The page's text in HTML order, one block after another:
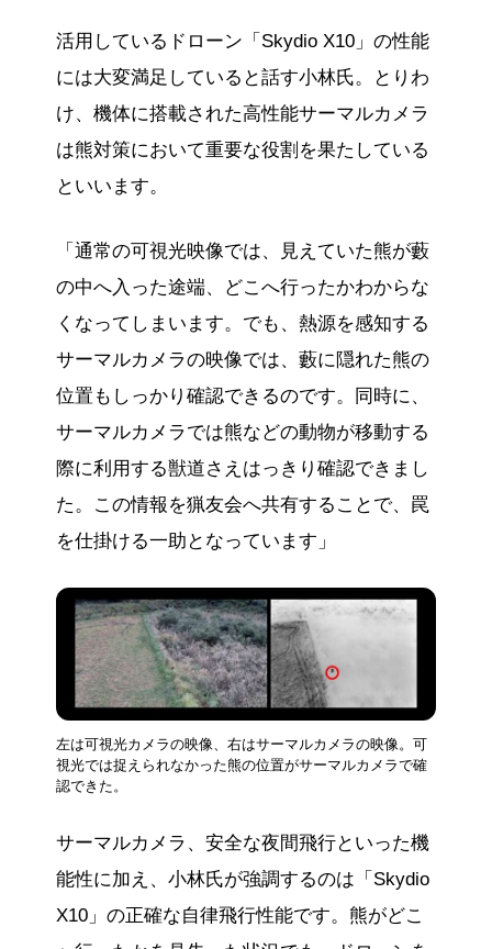
活用しているドローン「Skydio X10」の性能
には大変満足していると話す小林氏。とりわ
け、機体に搭載された高性能サーマルカメラ
は熊対策において重要な役割を果たしている
といいます。
「通常の可視光映像では、見えていた熊が藪
の中へ入った途端、どこへ行ったかわからな
くなってしまいます。でも、熱源を感知する
サーマルカメラの映像では、藪に隠れた熊の
位置もしっかり確認できるのです。同時に、
サーマルカメラでは熊などの動物が移動する
際に利用する獣道さえはっきり確認できまし
た。この情報を猟友会へ共有することで、罠
を仕掛ける一助となっています」
左は可視光カメラの映像、右はサーマルカメラの映像。可
視光では捉えられなかった熊の位置がサーマルカメラで確
認できた。
サーマルカメラ、安全な夜間飛行といった機
能性に加え、小林氏が強調するのは「Skydio
X10」の正確な自律飛行性能です。熊がどこ